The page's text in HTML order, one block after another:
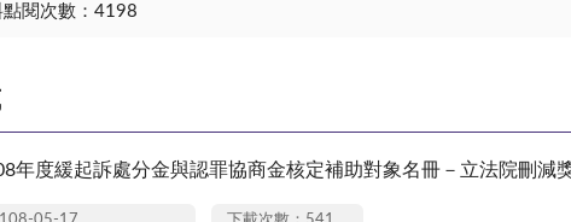
點閱次數：4198
年度緩起訴處分金與認罪協商金核定補助對象名冊－立法院刪減